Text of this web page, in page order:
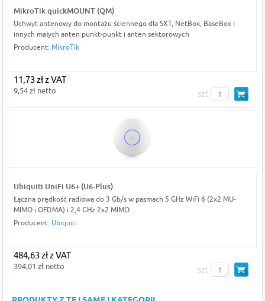
MikroTik quickMOUNT (QM)
Uchwyt antenowy do montażu ściennego dla SXT, NetBox, BaseBox i
innych małych anten punkt-punkt i anten sektorowych
Producent: MikroTik
11,73 zł z VAT
9,54 zł netto szt
Ubiquiti UniFi U6+ (U6-Plus)
Łączna prędkość radiowa do 3 Gb/s w pasmach 5 GHz WiFi 6 (2x2 MU-
MIMO i OFDMA) i 2,4 GHz 2x2 MIMO
Producent: Ubiquiti
484,63 zł z VAT
394,01 zł netto szt